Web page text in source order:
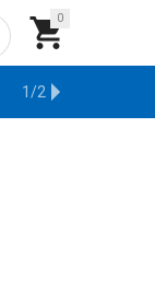
0

CŨ
1/2